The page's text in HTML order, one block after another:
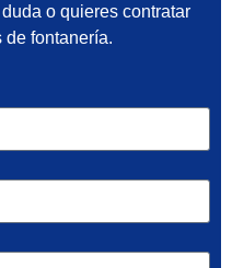
o quieres contratar
de fontanería.